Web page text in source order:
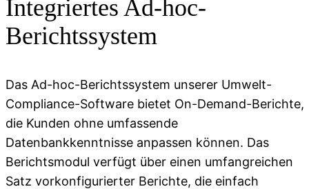
Integriertes Ad-hoc-
Berichtssystem
Das Ad-hoc-Berichtssystem unserer Umwelt-
Compliance-Software bietet On-Demand-Berichte,
die Kunden ohne umfassende
Datenbankkenntnisse anpassen können. Das
Berichtsmodul verfügt über einen umfangreichen
Satz vorkonfigurierter Berichte, die einfach